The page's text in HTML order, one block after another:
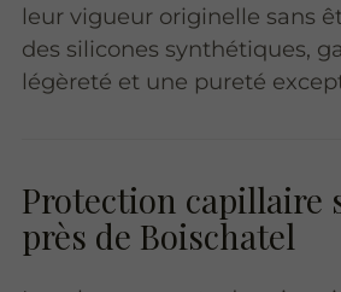
leur vigueur originelle sans
des silicones synthétiques,
légèreté et une pureté
Protection capillaire
près de Boischatel